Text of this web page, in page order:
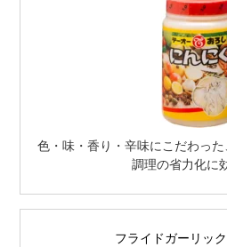
色・味・香り・辛味にこだわった
調理の省力化に
フライドガーリッ